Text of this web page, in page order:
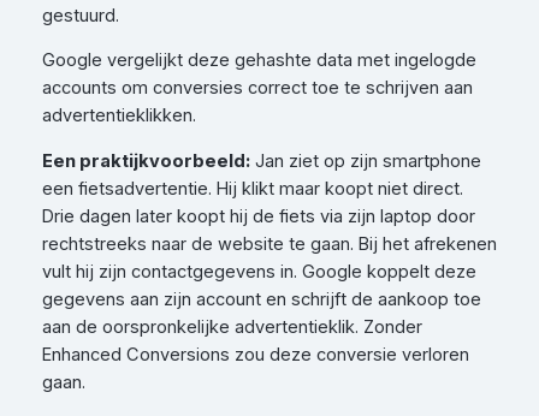
gestuurd.
Google vergelijkt deze gehashte data met ingelogde
accounts om conversies correct toe te schrijven aan
advertentieklikken.
Een praktijkvoorbeeld:Jan ziet op zijn smartphone
een fietsadvertentie. Hij klikt maar koopt niet direct.
Drie dagen later koopt hij de fiets via zijn laptop door
rechtstreeks naar de website te gaan. Bij het afrekenen
vult hij zijn contactgegevens in. Google koppelt deze
gegevens aan zijn account en schrijft de aankoop toe
aan de oorspronkelijke advertentieklik. Zonder
Enhanced Conversions zou deze conversie verloren
gaan.